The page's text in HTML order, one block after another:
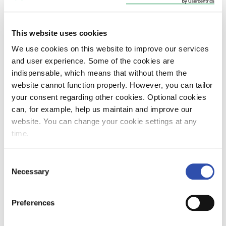
This website uses cookies
We use cookies on this website to improve our services
and user experience. Some of the cookies are
indispensable, which means that without them the
website cannot function properly. However, you can tailor
your consent regarding other cookies. Optional cookies
can, for example, help us maintain and improve our
website. You can change your cookie settings at any
time.
Selection
Necessary
Preferences
till Direktör, Communications. Hon tillträder
Jonna Juslin, som ansvarar för VR:s
samhällsrelationer, kommunikation och
hållbarhet.
21. januari 2026 Nyheter och aktuellt
VR FleetCare har utvecklat
transferboggier – underlättar
Den första av SJ:s X40-eltåg har anlänt från
Sverige via Haparanda och Torneå till
transportboggier utvecklade av VR FleetCare.
Lösningen gör det i fortsättningen möjligt att